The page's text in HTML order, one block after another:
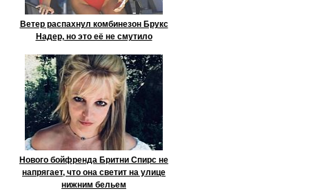
Ветер распахнул комбинезон Брукс
Надер, но это её не смутило
Нового бойфренда Бритни Спирс не
напрягает, что она светит на улице
нижним бельем